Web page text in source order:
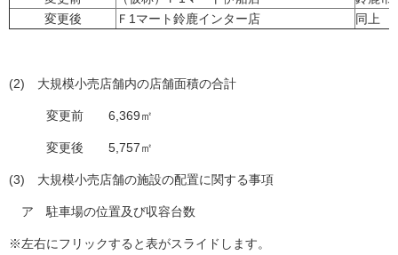
変更後
Ｆ1マート鈴鹿インター店 同上
(2) 大規模小売店舗内の店舗面積の合計
変更前 6,369㎡
変更後 5,757㎡
(3) 大規模小売店舗の施設の配置に関する事項
ア 駐車場の位置及び収容台数
※左右にフリックすると表がスライドします。